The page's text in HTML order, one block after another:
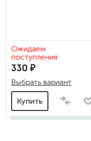
Ожидаем
поступления
330 ₽
Выбрать вариант
Купить